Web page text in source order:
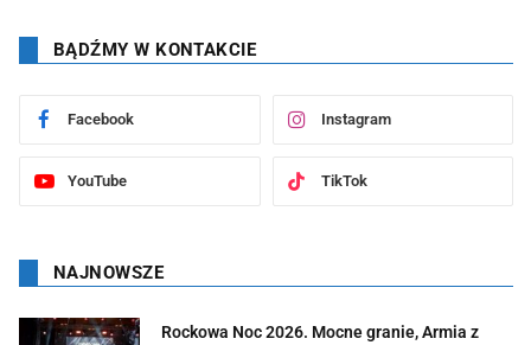
BĄDŹMY W KONTAKCIE
Facebook Instagram
YouTube TikTok
NAJNOWSZE
Rockowa Noc 2026. Mocne granie, Armia z